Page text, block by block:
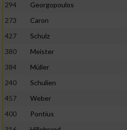
294
Georgopoulos
273
Caron
427
Schulz
380
Meister
384
Müller
240
Schulien
457
Weber
400
Pontius